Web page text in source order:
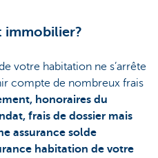
immobilier?
votre habitation ne s’arrête
compte de nombreux frais
honoraires du
frais de dossier mais
assurance solde
habitation de votre